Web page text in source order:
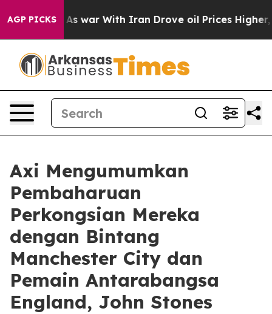
AGP PICKS
it Didn’t As war With Iran Drove oil Prices Higher,
Axi Mengumumkan
Pembaharuan
Perkongsian Mereka
dengan Bintang
Manchester City dan
Pemain Antarabangsa
England, John Stones